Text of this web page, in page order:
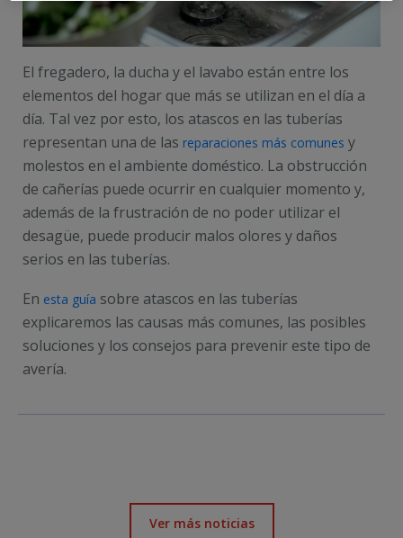
El fregadero, la ducha y el lavabo están entre los
elementos del hogar que más se utilizan en el día a
día. Tal vez por esto, los atascos en las tuberías
representan una de las reparaciones más comunes y
molestos en el ambiente doméstico. La obstrucción
de cañerías puede ocurrir en cualquier momento y,
además de la frustración de no poder utilizar el
desagüe, puede producir malos olores y daños
serios en las tuberías.
En esta guía sobre atascos en las tuberías
explicaremos las causas más comunes, las posibles
soluciones y los consejos para prevenir este tipo de
avería.
Ver más noticias